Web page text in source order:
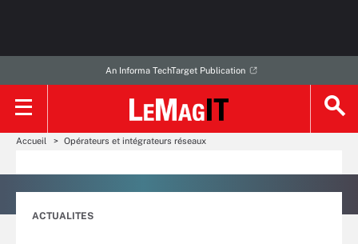
An Informa TechTarget Publication
Accueil Opérateurs et intégrateurs réseaux
ACTUALITES